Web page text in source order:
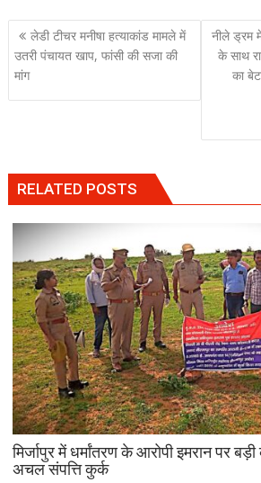
Post
navigation
लेडी टीचर मनीषा हत्याकांड मामले में
उतरी पंचायत खाप, फांसी की सजा की
मांग
नीले ड्रम
के साथ
का
RELATED POSTS
मिर्जापुर में धर्मांतरण के आरोपी इमरान पर
अचल संपत्ति कुर्क